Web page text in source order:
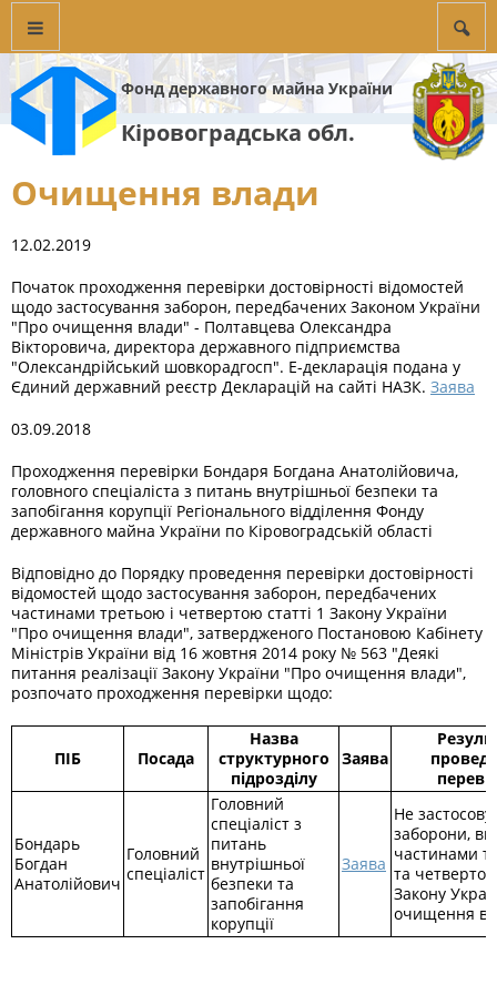
Фонд державного майна України
Кіровоградська обл.
Очищення влади
12.02.2019
Початок проходження перевірки достовірності відомостей
щодо застосування заборон, передбачених Законом України
"Про очищення влади" - Полтавцева Олександра
Вікторовича, директора державного підприємства
"Олександрійський шовкорадгосп". Е-декларація подана у
Єдиний державний реєстр Декларацій на сайті НАЗК. Заява
03.09.2018
Проходження перевірки Бондаря Богдана Анатолійовича,
головного спеціаліста з питань внутрішньої безпеки та
запобігання корупції Регіонального відділення Фонду
державного майна України по Кіровоградській області
Відповідно до Порядку проведення перевірки достовірності
відомостей щодо застосування заборон, передбачених
частинами третьою і четвертою статті 1 Закону України
"Про очищення влади", затвердженого Постановою Кабінету
Міністрів України від 16 жовтня 2014 року № 563 "Деякі
питання реалізації Закону України "Про очищення влади",
розпочато проходження перевірки щодо:
ПІБ Посада
Назва
структурного
підрозділу
Заява
Бондарь
Богдан
Анатолійович
Головний
спеціаліст
Головний
спеціаліст з
питань
внутрішньої
безпеки та
запобігання
корупції
Заява
Не
заборони,
частинами
та
Закону
очищення